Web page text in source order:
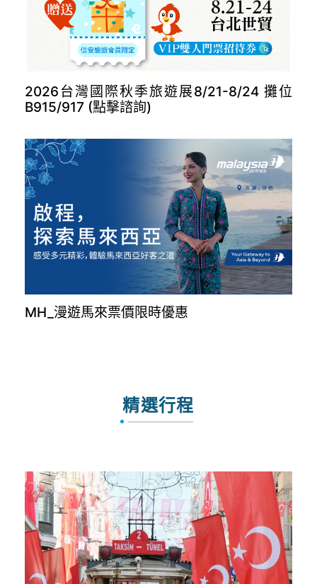
2026台灣國際秋季旅遊展8/21-8/24 攤位
B915/917 (點擊諮詢)
MH_漫遊馬來票價限時優惠
精選行程